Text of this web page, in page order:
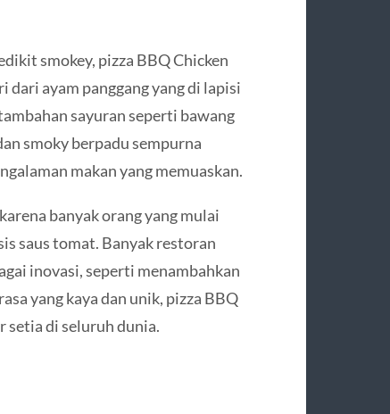
smokey, pizza BBQ Chicken
ayam panggang yang di lapisi
sayuran seperti bawang
smoky berpadu sempurna
makan yang memuaskan.
banyak orang yang mulai
saus tomat. Banyak restoran
inovasi, seperti menambahkan
yang kaya dan unik, pizza BBQ
setia di seluruh dunia.